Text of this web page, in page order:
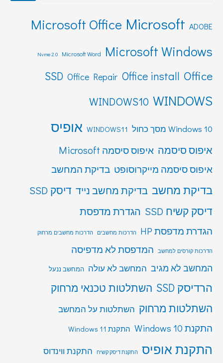
ADOBE
Microsoft
Microsoft Office
Microsoft Windows
Microsoft Word
Nvme 2.0
Office
Office install
Office Repair
SSD
WINDOWS
WINDOWS10
Windows 10 מסך כחול WINDOWS11 אופיס
איפוס סיסמה איפוס סיסמה Microsoft
איפוס סיסמה מייקרוסופט בדיקת המחשב
בדיקת מחשב בדיקת מחשב נייד דיסק SSD
דיסק קשיח SSD
הגדרת מדפסת
הגדרת מדפסת HP הדרכות מחשבים הדרכות מחשבים מרחוק
הדרכות קורסים למחשב המדפסת לא מדפיסה
המחשב לא מגיב המחשב לא עולה המחשב ננעל
הרדיסק SSD
השתלטות טכנאי מרחוק
השתלטות מרחוק השתלטות על המחשב
התקנת Windows 10 התקנת Windows 11
התקנת אופיס התקנת דיסק קשיח התקנת ווינדוס